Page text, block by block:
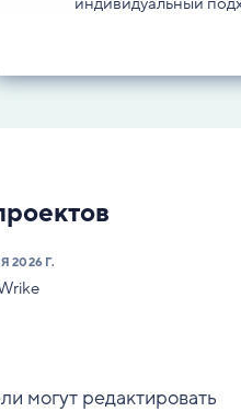
2026 Г.
могут редактировать